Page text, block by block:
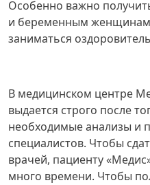
Особенно важно
и беременным
заниматься
В медицинском центре
выдается строго после
необходимые анализы и
специалистов. Чтобы
врачей, пациенту
много времени. Чтобы